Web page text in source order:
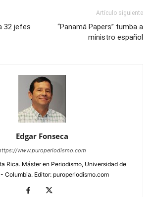
32 jefes
Artículo siguiente
“Panamá Papers” tumba a
ministro español
Edgar Fonseca
www.puroperiodismo.com
Rica. Máster en Periodismo, Universidad de
Columbia. Editor: puroperiodismo.com